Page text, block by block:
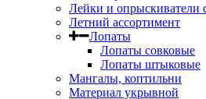
Лейки и опрыскиватели
Летний ассортимент
Лопаты
Лопаты совковые
Лопаты штыковые
Мангалы, коптильни
Материал укрывной